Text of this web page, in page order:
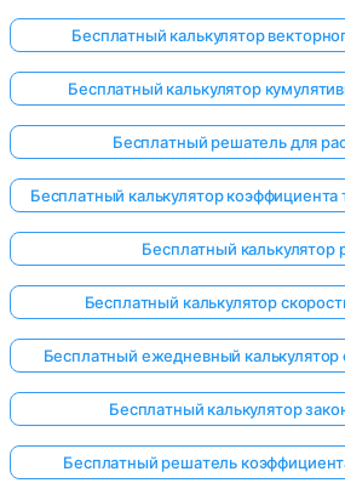
Бесплатный калькулятор
Бесплатный калькулятор
Бесплатный решатель для
Бесплатный калькулятор
Бесплатный калькулятор
Бесплатный калькулятор
Бесплатный ежедневный
Бесплатный калькулятор
Бесплатный решатель